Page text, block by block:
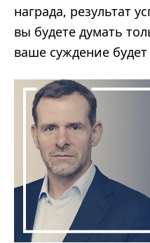
награда, результат
вы будете думать
ваше суждение